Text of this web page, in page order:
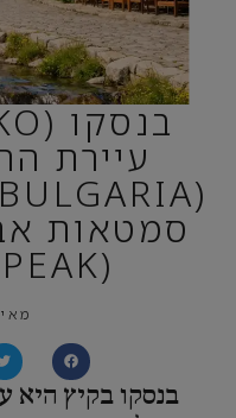
עיירת
סמטאות
(VIHREN PEAK)
מאי 12, 2026
בנסקו בקיץ היא